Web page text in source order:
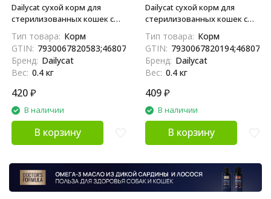
Dailycat сухой корм для
стерилизованных кошек с
креветкой - 400 г
Тип товара: Корм
GTIN: 7930067820583;4680772410403;04680772410403
Бренд: Dailycat
Вес: 0.4 кг
420₽
В наличии
В корзину
Dailycat сухой корм для
стерилизованных кошек с
Тип товара: Корм
GTIN:
Бренд: Dailycat
Вес: 0.4 кг
409₽
В наличии
В корзину